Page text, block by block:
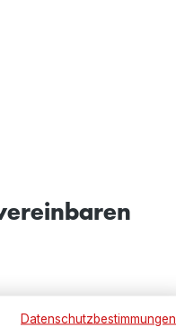
Datenschutzbestimmungen